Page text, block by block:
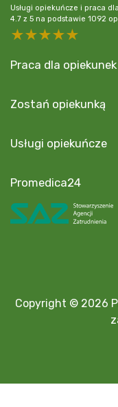
Usługi opiekuńcze i praca
4.7 z 5 na podstawie 1092
5 stars
4 stars
3 stars
2 stars
Praca dla opiekunek
Zostań opiekunką
Usługi opiekuńcze
Promedica24
Copyright © 2026